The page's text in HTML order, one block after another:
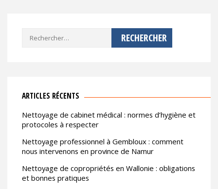
Rechercher :
ARTICLES RÉCENTS
Nettoyage de cabinet médical : normes d’hygiène et
protocoles à respecter
Nettoyage professionnel à Gembloux : comment
nous intervenons en province de Namur
Nettoyage de copropriétés en Wallonie : obligations
et bonnes pratiques